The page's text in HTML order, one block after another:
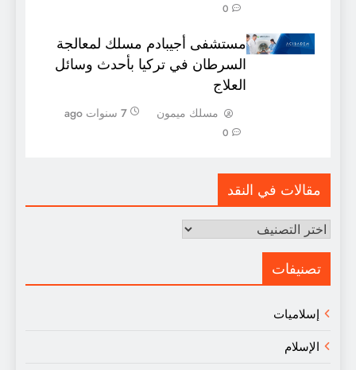
0
مستشفى أجيبادم مسلك لمعالجة
السرطان في تركيا بأحدث وسائل
العلاج
مسلك ميمون 7 سنوات ago
0
مقالات في النقد
مقالات
النقد
تصنيفات
إسلاميات
الإسلام